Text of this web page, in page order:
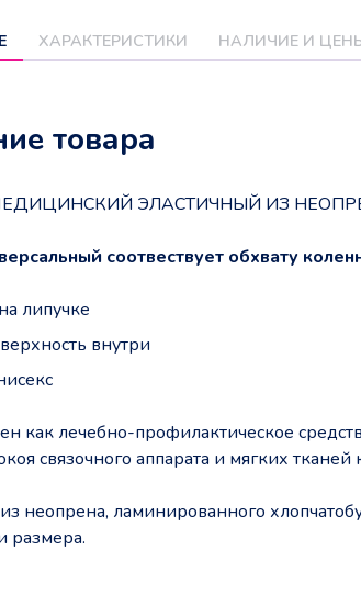
ХАРАКТЕРИСТИКИ НАЛИЧИЕ И
товара
ЭЛАСТИЧНЫЙ ИЗ
соотвествует обхвату
липучке
внутри
как лечебно-профилактическое
связочного аппарата и мягких тканей
неопрена, ламинированного
размера.